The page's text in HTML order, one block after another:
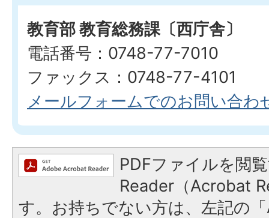
教育部 教育総務課〔西庁舎〕
電話番号：0748-77-7010
ファックス：0748-77-4101
メールフォームでのお問い合わ
PDFファイルを閲
Reader（Acrobat
す。お持ちでない方は、左記の